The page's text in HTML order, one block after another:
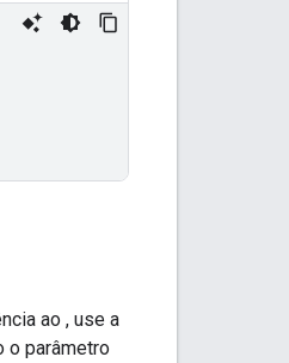
ao , use a
o parâmetro